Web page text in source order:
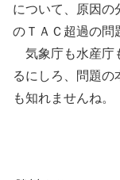
について、原因の
のＴＡＣ超過の問
気象庁も水産庁
るにしろ、問題の
も知れませんね。